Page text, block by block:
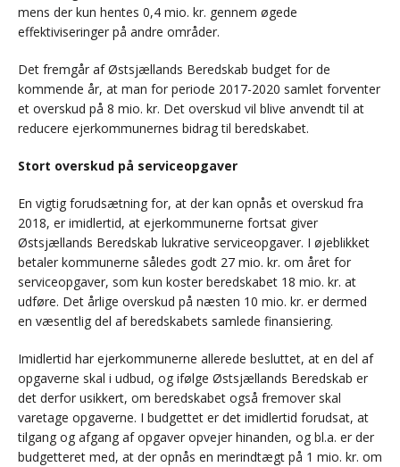
mens der kun hentes 0,4 mio. kr. gennem øgede
effektiviseringer på andre områder.
Det fremgår af Østsjællands Beredskab budget for de
kommende år, at man for periode 2017-2020 samlet forventer
et overskud på 8 mio. kr. Det overskud vil blive anvendt til at
reducere ejerkommunernes bidrag til beredskabet.
Stort overskud på serviceopgaver
En vigtig forudsætning for, at der kan opnås et overskud fra
2018, er imidlertid, at ejerkommunerne fortsat giver
Østsjællands Beredskab lukrative serviceopgaver. I øjeblikket
betaler kommunerne således godt 27 mio. kr. om året for
serviceopgaver, som kun koster beredskabet 18 mio. kr. at
udføre. Det årlige overskud på næsten 10 mio. kr. er dermed
en væsentlig del af beredskabets samlede finansiering.
Imidlertid har ejerkommunerne allerede besluttet, at en del af
opgaverne skal i udbud, og ifølge Østsjællands Beredskab er
det derfor usikkert, om beredskabet også fremover skal
varetage opgaverne. I budgettet er det imidlertid forudsat, at
tilgang og afgang af opgaver opvejer hinanden, og bl.a. er der
budgetteret med, at der opnås en merindtægt på 1 mio. kr. om